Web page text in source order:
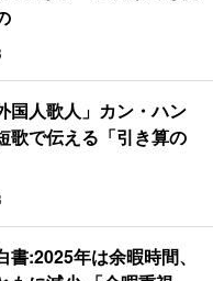
国人歌人」カン・ハン
歌で伝える「引き算の
書:2025年は余暇時間、